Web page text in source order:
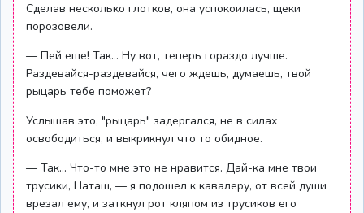
Сделав несколько глотков, она успокоилась, щеки
порозовели.
— Пей еще! Так... Ну вот, теперь гораздо лучше.
Раздевайся-раздевайся, чего ждешь, думаешь, твой
рыцарь тебе поможет?
Услышав это, "рыцарь" задергался, не в силах
освободиться, и выкрикнул что то обидное.
— Так... Что-то мне это не нравится. Дай-ка мне твои
трусики, Наташ, — я подошел к кавалеру, от всей души
врезал ему, и заткнул рот кляпом из трусиков его